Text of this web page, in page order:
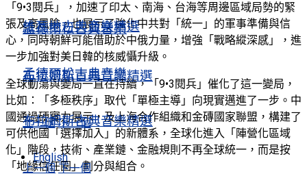
孟德爾松古典音樂
布拉姆斯古典音樂精選
上一個 下一個
English
維瓦地古典音樂精選
孟德爾松古典音樂
布拉姆斯古典音樂精選
上一個 下一個
「9•3閱兵」，加速了印太、南海、台海等周邊區域局勢的緊
張及高風險，也展示了強化中共對「統一」的軍事準備與信
心，同時朝鮮可能借助於中俄力量，增強「戰略縱深感」，進
一步加強對美日韓的核威懾升級。
全球動蕩與變局一直在持續，「9•3閱兵」催化了這一變局，
比如：「多極秩序」取代「單極主導」向現實邁進了一步。中
國通過硬實力展示，及上海合作組織和金磚國家聯盟，構建了
可供他國「選擇加入」的新體系，全球化進入「陣營化區域
化」階段，技術、產業鏈、金融規則不再全球統一，而是按
「地緣信任圈」劃分與組合。